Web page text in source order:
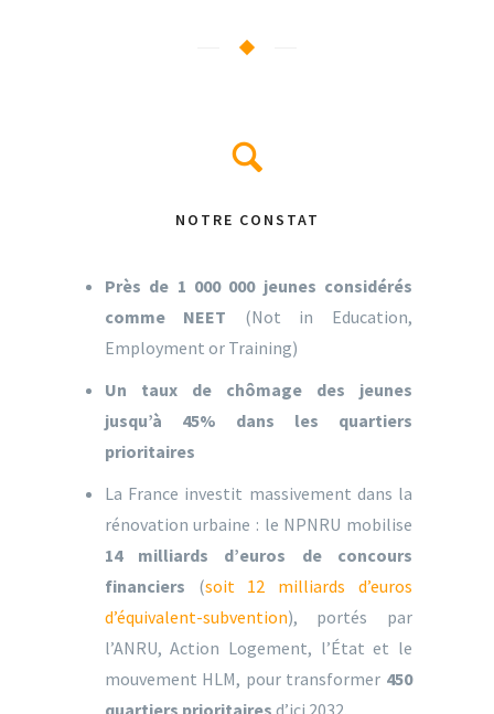
NOTRE CONSTAT
Près de 1 000 000 jeunes considérés
comme NEET (Not in Education,
Employment or Training)
Un taux de chômage des jeunes
jusqu’à 45% dans les quartiers
prioritaires
La France investit massivement dans la
rénovation urbaine : le NPNRU mobilise
14 milliards d’euros de concours
financiers (soit 12 milliards d’euros
d’équivalent-subvention), portés par
l’ANRU, Action Logement, l’État et le
mouvement HLM, pour transformer 450